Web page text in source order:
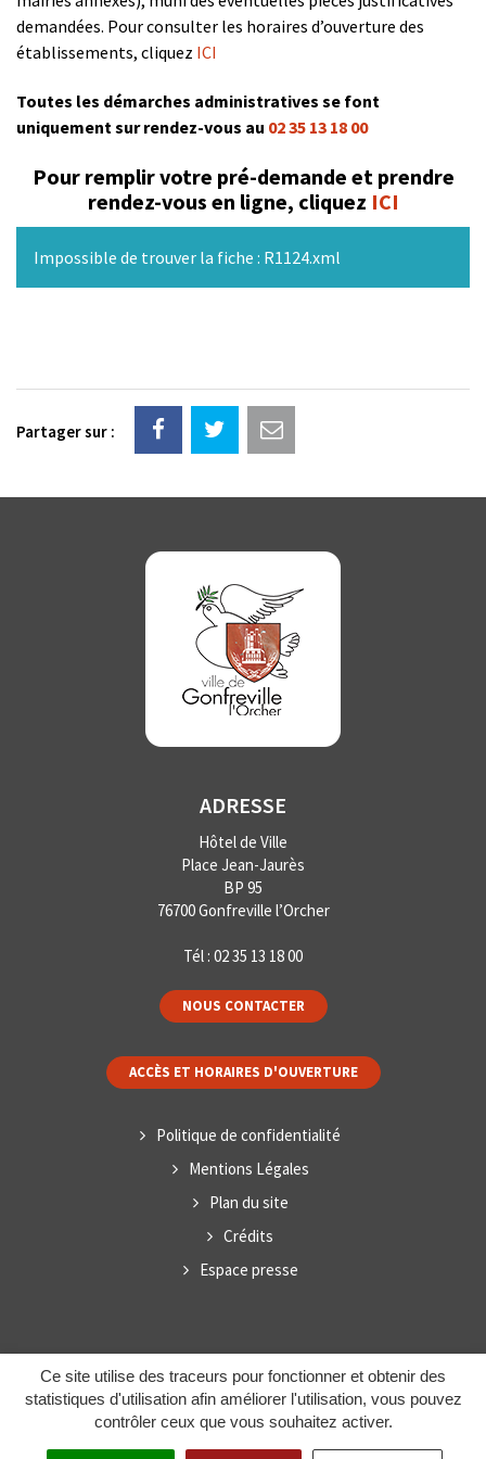
Ce site utilise des traceurs pour fonctionner et obtenir des
statistiques d'utilisation afin améliorer l'utilisation, vous pouvez
contrôler ceux que vous souhaitez activer.
demandées. Pour consulter les horaires d’ouverture des
établissements, cliquez ICI
Toutes les démarches administratives se font
uniquement sur rendez-vous au 02 35 13 18 00
Pour remplir votre pré-demande et prendre
rendez-vous en ligne, cliquez ICI
Impossible de trouver la fiche : R1124.xml
Partager sur :
ADRESSE
Hôtel de Ville
Place Jean-Jaurès
BP 95
76700 Gonfreville l’Orcher
Tél : 02 35 13 18 00
NOUS CONTACTER
ACCÈS ET HORAIRES D'OUVERTURE
Politique de confidentialité
Mentions Légales
Plan du site
Crédits
Espace presse